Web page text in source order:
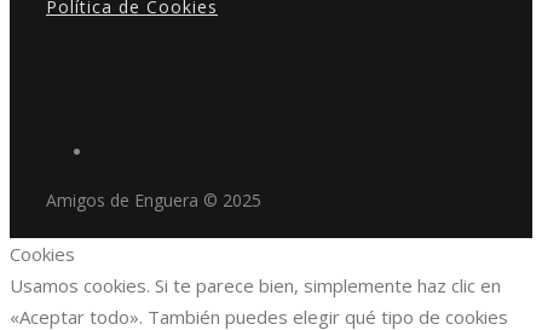
Política de Cookies
Amigos de Enguera © 2025
Cookies
Usamos cookies. Si te parece bien, simplemente haz clic en
«Aceptar todo». También puedes elegir qué tipo de cookies